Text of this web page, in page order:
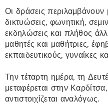
Οι δράσεις περιλαμβάνουν
δικτυώσεις, φωνητική,
εκδηλώσεις και πλήθος
μαθητές και μαθήτριες,
εκπαιδευτικούς, γυναίκες
Την τέταρτη ημέρα, τη
μεταφέρεται στην
αντιστοιχίζεται αναλόγως.